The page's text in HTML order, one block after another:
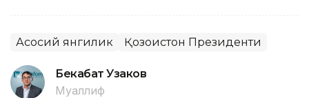
Асосий янгилик Қозоғистон Президенти
Бекабат Узаков
Муаллиф